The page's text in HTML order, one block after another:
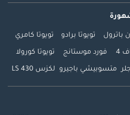
باترول تويوتا برادو تويوتا كامري
4 فورد موستانج تويوتا كورولا
متسوبيشي باجيرو لكزس LS 430